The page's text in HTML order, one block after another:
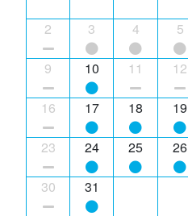
2 3 4 5
9 10 11 12
16 17 18 19
23 24 25 26
30 31